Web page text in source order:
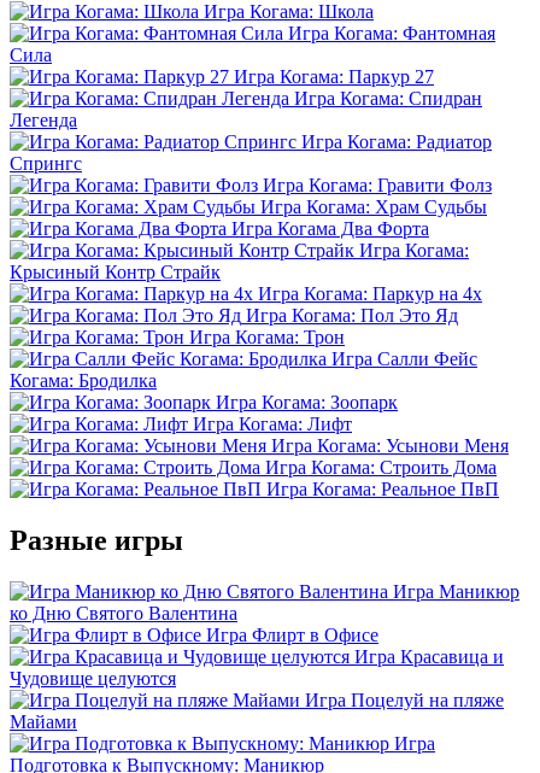
Игра Когама: Школа
Игра Когама: Фантомная
Сила
Игра Когама: Паркур 27
Игра Когама: Спидран
Легенда
Игра Когама: Радиатор
Спрингс
Игра Когама: Гравити Фолз
Игра Когама: Храм Судьбы
Игра Когама Два Форта
Игра Когама:
Крысиный Контр Страйк
Игра Когама: Паркур на 4х
Игра Когама: Пол Это Яд
Игра Когама: Трон
Игра Салли Фейс
Когама: Бродилка
Игра Когама: Зоопарк
Игра Когама: Лифт
Игра Когама: Усынови Меня
Игра Когама: Строить Дома
Игра Когама: Реальное ПвП
Разные игры
Игра Маникюр
ко Дню Святого Валентина
Игра Флирт в Офисе
Игра Красавица и
Чудовище целуются
Игра Поцелуй на пляже
Майами
Игра
Подготовка к Выпускному: Маникюр